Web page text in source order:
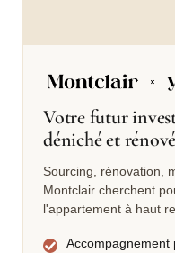
Votre futur
déniché et
Sourcing, rénovation,
Montclair cherchent
l'appartement à haut
Accompagnement